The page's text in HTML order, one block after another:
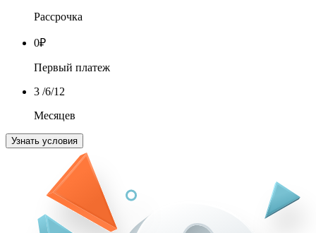
Рассрочка
0₽
Первый платеж
3 /6/12
Месяцев
Узнать условия